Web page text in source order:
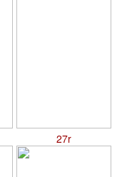
27r